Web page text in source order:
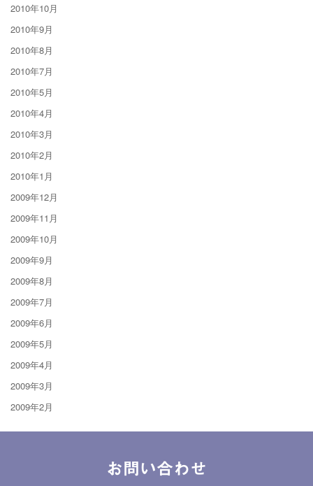
2010年10月
2010年9月
2010年8月
2010年7月
2010年5月
2010年4月
2010年3月
2010年2月
2010年1月
2009年12月
2009年11月
2009年10月
2009年9月
2009年8月
2009年7月
2009年6月
2009年5月
2009年4月
2009年3月
2009年2月
お問い合わせ